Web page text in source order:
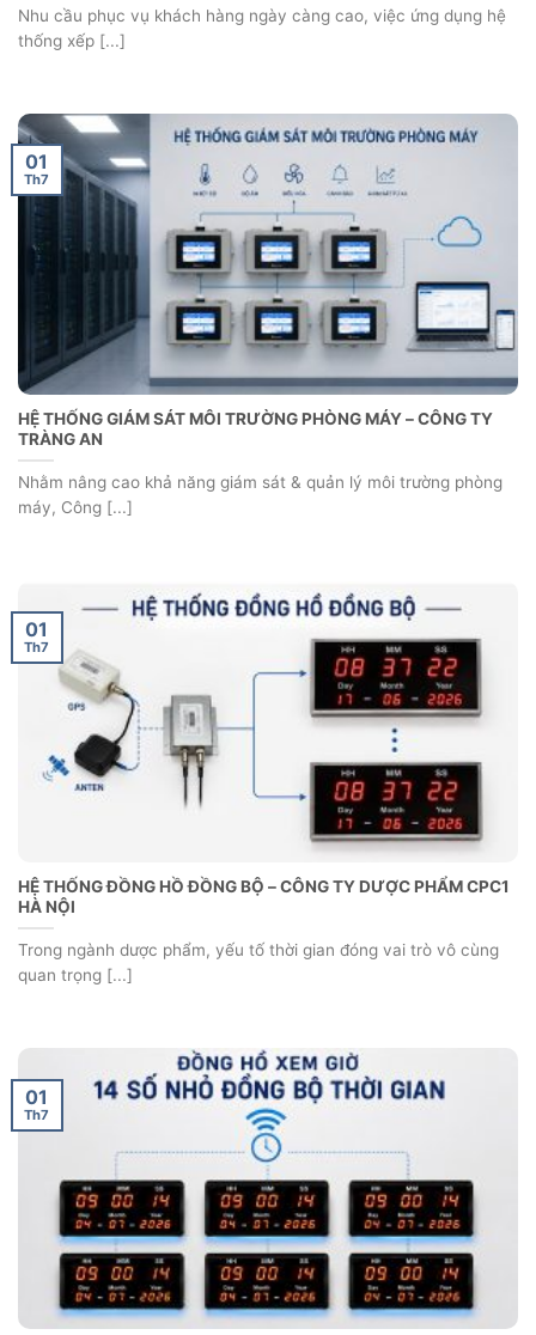
Nhu cầu phục vụ khách hàng ngày càng cao, việc ứng dụng hệ
thống xếp [...]
HỆ THỐNG GIÁM SÁT MÔI TRƯỜNG PHÒNG MÁY – CÔNG TY
TRÀNG AN
Nhằm nâng cao khả năng giám sát & quản lý môi trường phòng
máy, Công [...]
01
Th7
HỆ THỐNG ĐỒNG HỒ ĐỒNG BỘ – CÔNG TY DƯỢC PHẨM CPC1
HÀ NỘI
Trong ngành dược phẩm, yếu tố thời gian đóng vai trò vô cùng
quan trọng [...]
01
Th7
01
Th7